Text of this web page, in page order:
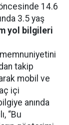
14.6
3.5 yaş
yol bilgileri
takip
mobil ve
içi
anında
“Bu